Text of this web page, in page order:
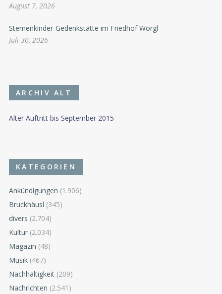
August 7, 2026
Sternenkinder-Gedenkstätte im Friedhof Wörgl
Juli 30, 2026
ARCHIV ALT
Alter Auftritt bis September 2015
KATEGORIEN
Ankündigungen (1.906)
Bruckhäusl (345)
divers (2.704)
Kultur (2.034)
Magazin (48)
Musik (467)
Nachhaltigkeit (209)
Nachrichten (2.541)